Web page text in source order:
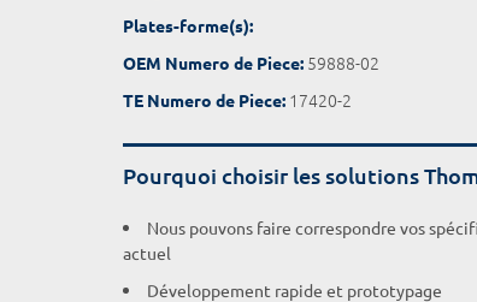
Plates-forme(s):
OEM Numero de Piece: 59888-02
TE Numero de Piece: 17420-2
Pourquoi choisir les solutions
Nous pouvons faire correspondre vos
actuel
Développement rapide et prototypage